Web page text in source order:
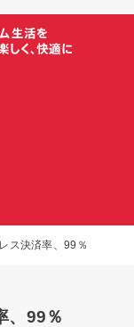
ス決済率、99％
、99％